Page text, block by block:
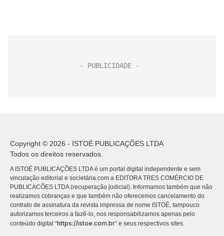
Copyright © 2026 - ISTOÉ PUBLICAÇÕES LTDA
Todos os direitos reservados.
A ISTOÉ PUBLICAÇÕES LTDA é um portal digital independente e sem
vinculação editorial e societária com a EDITORA TRES COMÉRCIO DE
PUBLICACÕES LTDA (recuperação judicial). Informamos também que não
realizamos cobranças e que também não oferecemos cancelamento do
contrato de assinatura da revista impressa de nome ISTOÉ, tampouco
autorizamos terceiros a fazê-lo, nos responsabilizamos apenas pelo
conteúdo digital “https://istoe.com.br” e seus respectivos sites.